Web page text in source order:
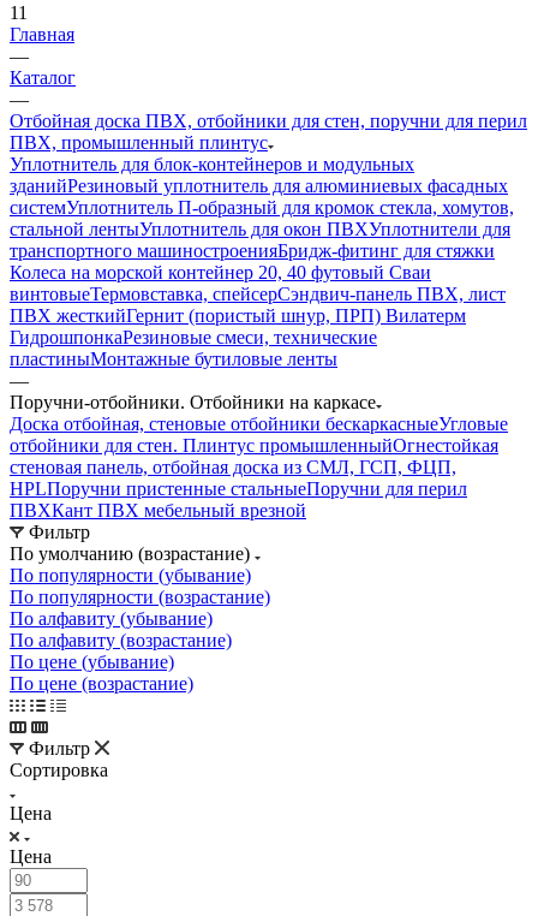
11
Главная
—
Каталог
—
Отбойная доска ПВХ, отбойники для стен, поручни для перил
ПВХ, промышленный плинтус
Уплотнитель для блок-контейнеров и модульных
зданийРезиновый уплотнитель для алюминиевых фасадных
системУплотнитель П-образный для кромок стекла, хомутов,
стальной лентыУплотнитель для окон ПВХУплотнители для
транспортного машиностроенияБридж-фитинг для стяжки
Колеса на морской контейнер 20, 40 футовый Сваи
винтовыеТермовставка, спейсерСэндвич-панель ПВХ, лист
ПВХ жесткийГернит (пористый шнур, ПРП) Вилатерм
ГидрошпонкаРезиновые смеси, технические
пластиныМонтажные бутиловые ленты
—
Поручни-отбойники. Отбойники на каркасе
Доска отбойная, стеновые отбойники бескаркасныеУгловые
отбойники для стен. Плинтус промышленныйОгнестойкая
стеновая панель, отбойная доска из СМЛ, ГСП, ФЦП,
HPLПоручни пристенные стальныеПоручни для перил
ПВХКант ПВХ мебельный врезной
Фильтр
По умолчанию (возрастание)
По популярности (убывание)
По популярности (возрастание)
По алфавиту (убывание)
По алфавиту (возрастание)
По цене (убывание)
По цене (возрастание)
Фильтр
Сортировка
Цена
Цена